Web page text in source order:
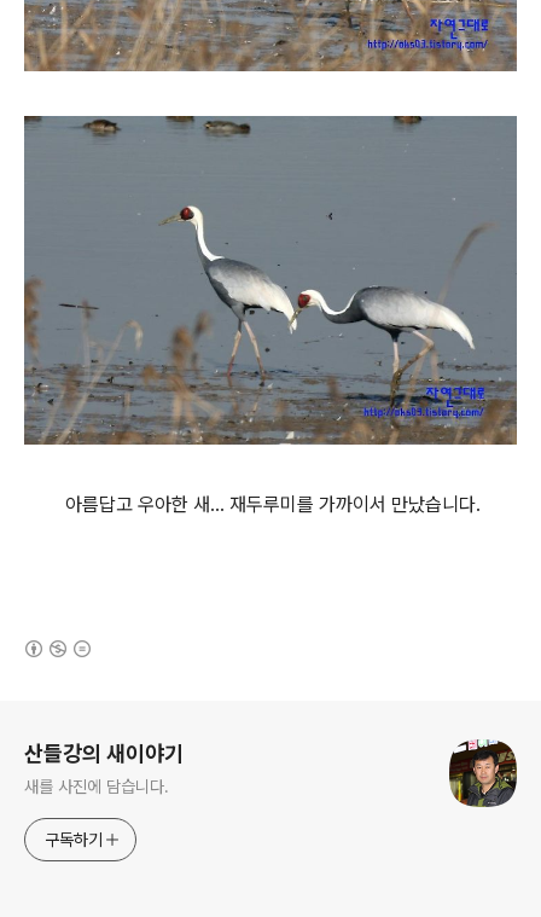
아름답고 우아한 새... 재두루미를 가까이서 만났습니다.
산들강의 새이야기
새를 사진에 담습니다.
구독하기